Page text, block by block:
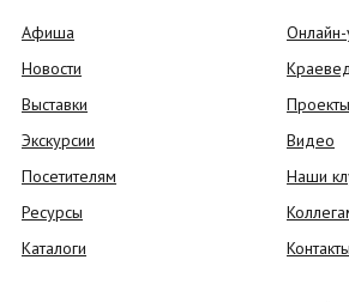
Афиша
Новости
Выставки
Экскурсии
Посетителям
Ресурсы
Каталоги
Онлайн-
Видео
Наши
Контакты